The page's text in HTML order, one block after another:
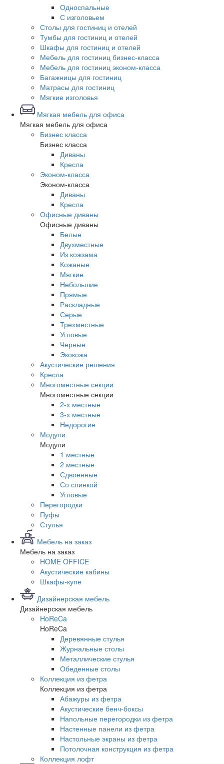
Односпальные
С изголовьем
Столы для гостиниц и отелей
Тумбы для гостиниц и отелей
Шкафы для гостиниц и отелей
Мебель для гостиниц бизнес-класса
Мебель для гостиниц эконом-класса
Багажницы для гостиниц
Матрасы для гостиниц
Мягкие изголовья
Мягкая мебель для офиса
Мягкая мебель для офиса
Бизнес класса
Бизнес класса
Диваны
Кресла
Эконом-класса
Эконом-класса
Диваны
Кресла
Офисные диваны
Офисные диваны
Белые
Двухместные
Из кожзама
Кожаные
Мягкие
Небольшие
Прямые
Раскладные
Серые
Трехместные
Угловые
Черные
Экокожа
Акустические решения
Кресла
Многоместные секции
Многоместные секции
2-х местные
3-х местные
Недорогие
Модули
Модули
1 местные
2 местные
Сдвоенные
Со спинкой
Угловые
Перегородки
Пуфы
Стулья
Мебель на заказ
Мебель на заказ
HOME OFFICE
Акустические кабины
Шкафы-купе
Дизайнерская мебель
Дизайнерская мебель
HoReCa
HoReCa
Деревянные стулья
Журнальные столы
Металлические стулья
Обеденные столы
Коллекция из фетра
Коллекция из фетра
Абажуры из фетра
Акустические бенч-боксы
Напольные перегородки из фетра
Настенные панели из фетра
Настольные экраны из фетра
Потолочная конструкция из фетра
Коллекция лофт